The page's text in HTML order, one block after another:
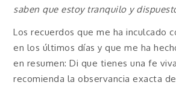
saben que estoy tranquilo y
Los recuerdos que me ha inculcado
en los últimos días y que me ha
en resumen: Di que tienes una fe
recomienda la observancia exacta